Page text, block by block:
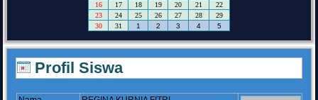
16
17 18 19 20 21
22
23
24 25 26 27 28
29
30
31 1 2 3 4 5
Profil Siswa